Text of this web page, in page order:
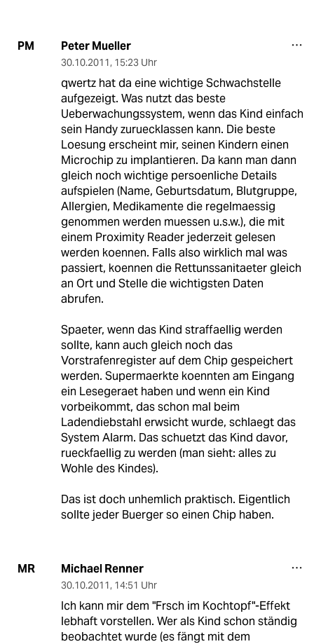
PM Peter Mueller
30.10.2011, 15:23 Uhr
qwertz hat da eine wichtige Schwachstelle
aufgezeigt. Was nutzt das beste
Ueberwachungssystem, wenn das Kind einfach
sein Handy zuruecklassen kann. Die beste
Loesung erscheint mir, seinen Kindern einen
Microchip zu implantieren. Da kann man dann
gleich noch wichtige persoenliche Details
aufspielen (Name, Geburtsdatum, Blutgruppe,
Allergien, Medikamente die regelmaessig
genommen werden muessen u.s.w.), die mit
einem Proximity Reader jederzeit gelesen
werden koennen. Falls also wirklich mal was
passiert, koennen die Rettunssanitaeter gleich
an Ort und Stelle die wichtigsten Daten
abrufen.
Spaeter, wenn das Kind straffaellig werden
sollte, kann auch gleich noch das
Vorstrafenregister auf dem Chip gespeichert
werden. Supermaerkte koennten am Eingang
ein Lesegeraet haben und wenn ein Kind
vorbeikommt, das schon mal beim
Ladendiebstahl erwsicht wurde, schlaegt das
System Alarm. Das schuetzt das Kind davor,
rueckfaellig zu werden (man sieht: alles zu
Wohle des Kindes).
Das ist doch unhemlich praktisch. Eigentlich
sollte jeder Buerger so einen Chip haben.
MR Michael Renner
30.10.2011, 14:51 Uhr
Ich kann mir dem "Frsch im Kochtopf"-Effekt
lebhaft vorstellen. Wer als Kind schon ständig
beobachtet wurde (es fängt mit dem